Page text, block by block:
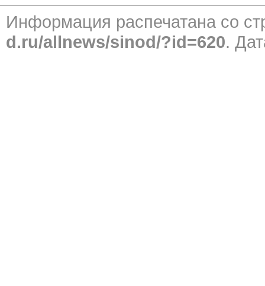
Информация распечатана со
d.ru/allnews/sinod/?id=620.